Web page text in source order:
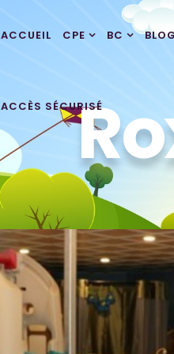
ACCUEIL CPE BC
ACCÈS SÉCURISÉ